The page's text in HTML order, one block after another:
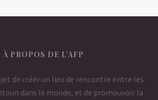
À PROPOS DE L’AFP
de créer un lieu de rencontre entre les
dans le monde, et de promouvoir la